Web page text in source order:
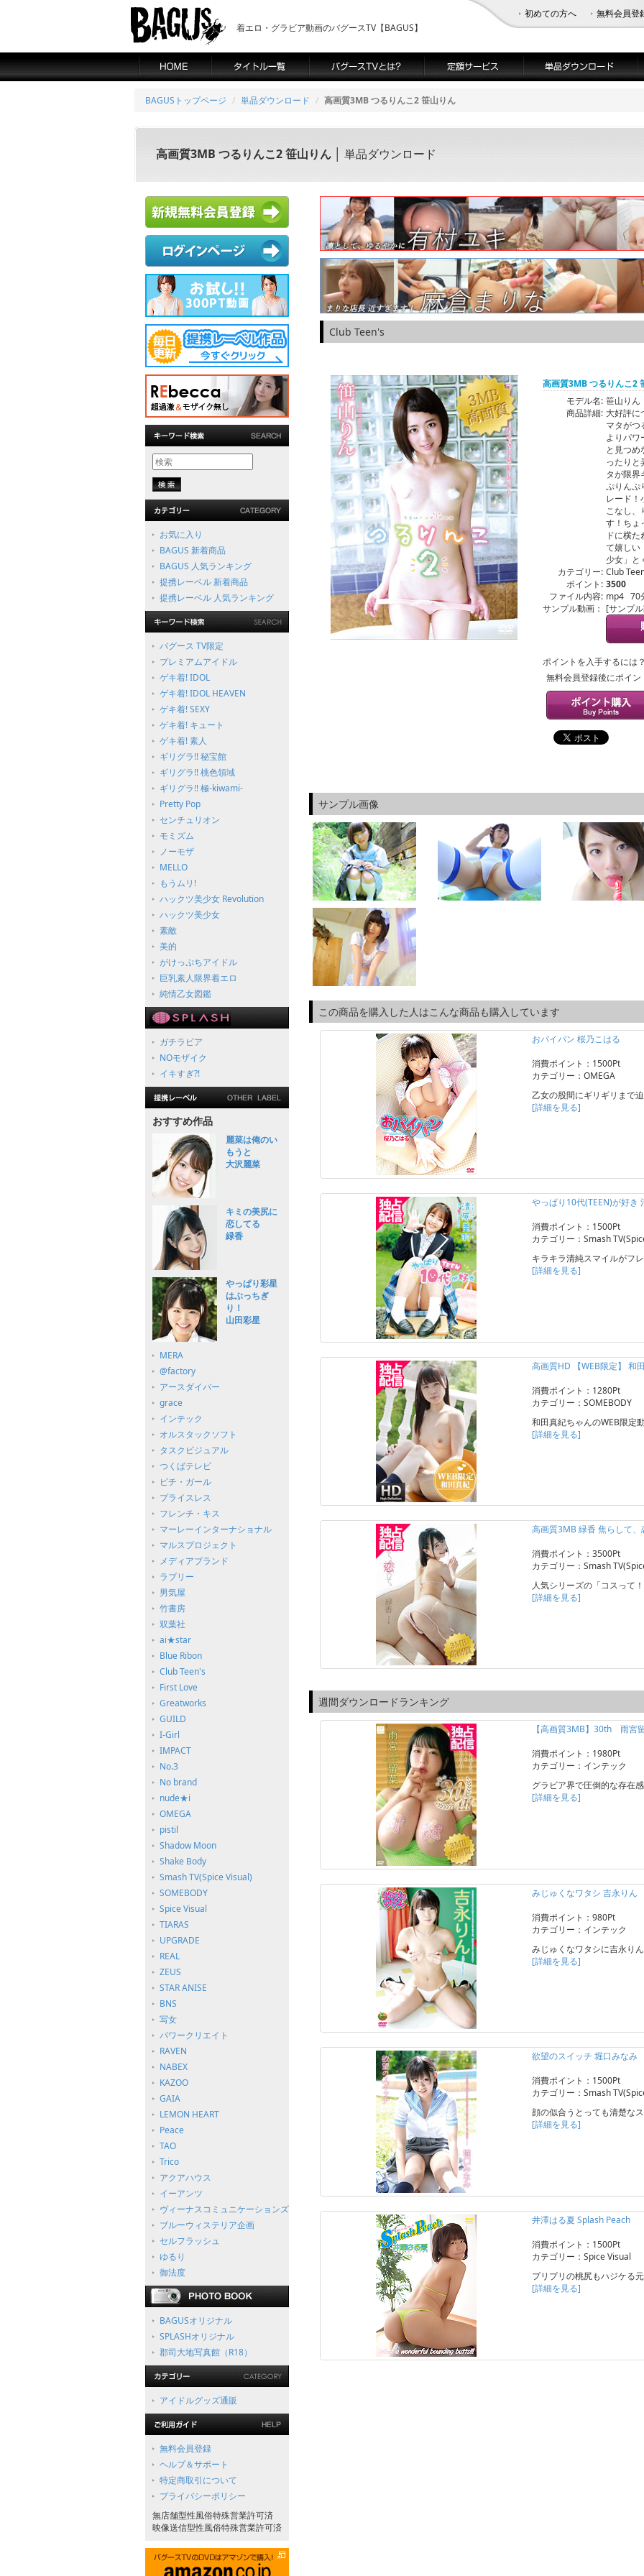
着エロ・グラビア動画のバグースTV【BAGUS】
初めての方へ 無料会員登
BAGUSトップページ 単品ダウンロード 高画質3MB つるりんこ2 笹山りん
高画質3MB つるりんこ2 笹山りん │ 単品ダウンロード
お気に入り
BAGUS 新着商品
BAGUS 人気ランキング
提携レーベル 新着商品
提携レーベル 人気ランキング
バグース TV限定
プレミアムアイドル
ゲキ着! IDOL
ゲキ着! IDOL HEAVEN
ゲキ着! SEXY
ゲキ着! キュート
ゲキ着! 素人
ギリグラ!! 秘宝館
ギリグラ!! 桃色領域
ギリグラ!! 極-kiwami-
Pretty Pop
センチュリオン
モミズム
ノーモザ
MELLO
もうムリ!
ハックツ美少女 Revolution
ハックツ美少女
素敵
美的
がけっぷちアイドル
巨乳素人限界着エロ
純情乙女図鑑
ガチラビア
NOモザイク
イキすぎ?!
おすすめ作品
麗菜は俺のい
もうと
大沢麗菜
キミの美尻に
恋してる
緑香
やっぱり彩星
はぶっちぎ
り！
山田彩星
MERA
@factory
アースダイバー
grace
インテック
オルスタックソフト
タスクビジュアル
つくばテレビ
ピチ・ガール
プライスレス
フレンチ・キス
マーレーインターナショナル
マルスプロジェクト
メディアブランド
ラブリー
男気屋
竹書房
双葉社
ai★star
Blue Ribon
Club Teen's
First Love
Greatworks
GUILD
I-Girl
IMPACT
No.3
No brand
nude★i
OMEGA
pistil
Shadow Moon
Shake Body
Smash TV(Spice Visual)
SOMEBODY
Spice Visual
TIARAS
UPGRADE
REAL
ZEUS
STAR ANISE
BNS
写女
パワークリエイト
RAVEN
NABEX
KAZOO
GAIA
LEMON HEART
Peace
TAO
Trico
アクアハウス
イーアンツ
ヴィーナスコミュニケーションズ
ブルーウィステリア企画
セルフラッシュ
ゆるり
御法度
BAGUSオリジナル
SPLASHオリジナル
郡司大地写真館（R18）
アイドルグッズ通販
無料会員登録
ヘルプ＆サポート
特定商取引について
プライバシーポリシー
無店舗型性風俗特殊営業許可済
映像送信型性風俗特殊営業許可済
Club Teen's
高画質3MB つるりんこ2
モデル名: 笹山りん
商品詳細: 大好評に
マタがつ
よりパワ
と見つ
ったり
タが限界
ぷりんぷ
レード！
こなし、
す！ちょ
ドに横
て嬉しい
少女」と
カテゴリー: Club
ポイント: 3500
ファイル内容: mp4 70
サンプル動画： [サンプ
ポイントを入手するには？
無料会員登録後にポイン
サンプル画像
この商品を購入した人はこんな商品も購入しています
おパイパン 桜乃こはる
消費ポイント：1500Pt
カテゴリー：OMEGA
乙女の股間にギリギリまで
[詳細を見る]
やっぱり10代(TEEN)が好き
消費ポイント：1500Pt
カテゴリー：Smash
キラキラ清純スマイルがフ
[詳細を見る]
高画質HD 【WEB限定】 和
消費ポイント：1280Pt
カテゴリー：SOMEBODY
和田真紀ちゃんのWEB限定
[詳細を見る]
高画質3MB 緑香 焦らして、
消費ポイント：3500Pt
カテゴリー：Smash
人気シリーズの「コスって
[詳細を見る]
週間ダウンロードランキング
【高画質3MB】30th 雨宮
消費ポイント：1980Pt
カテゴリー：インテック
グラビア界で圧倒的な存在
[詳細を見る]
みじゅくなワタシ 吉永りん
消費ポイント：980Pt
カテゴリー：インテック
みじゅくなワタシに吉永り
[詳細を見る]
欲望のスイッチ 堀口みなみ
消費ポイント：1500Pt
カテゴリー：Smash
顔の似合うとっても清楚な
[詳細を見る]
井澤はる夏 Splash Peach
消費ポイント：1500Pt
カテゴリー：Spice Visual
プリプリの桃尻もハジケる
[詳細を見る]